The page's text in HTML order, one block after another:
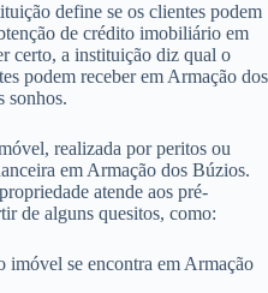
define se os clientes podem
de crédito imobiliário em
certo, a instituição diz qual o
podem receber em Armação dos
sonhos.
realizada por peritos ou
em Armação dos Búzios.
atende aos pré-
de alguns quesitos, como:
imóvel se encontra em Armação